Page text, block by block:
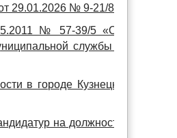
29.01.2026 № 9-21/8
№ 57-39/5 «Об
службы в
в городе Кузнецке
на должность